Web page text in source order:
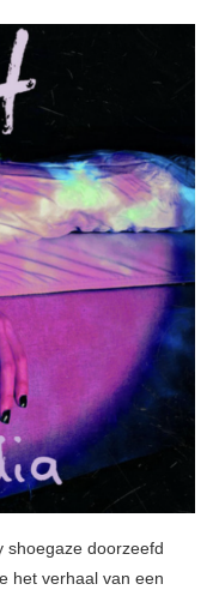
shoegaze doorzeefd
het verhaal van een